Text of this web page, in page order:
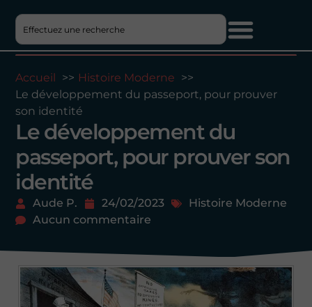
Accueil
Histoire Moderne
Le développement du passeport, pour prouver
son identité
Le développement du
passeport, pour prouver son
identité
Aude P. 24/02/2023
Histoire Moderne
Aucun commentaire